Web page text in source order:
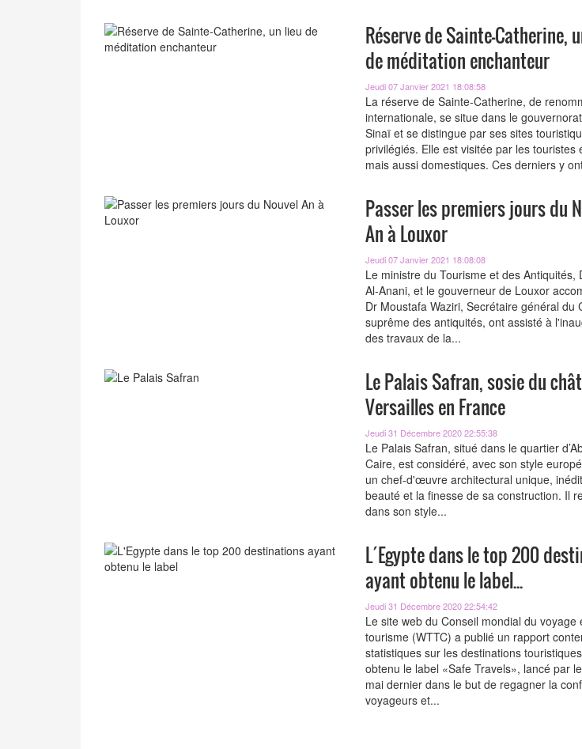
Réserve de Sainte-Catherine,
de méditation enchanteur
Jeudi 07 Janvier 2021 18:08:58
La réserve de Sainte-Catherine, de
internationale, se situe dans le
Sinaï et se distingue par ses sites
privilégiés. Elle est visitée par les touristes
mais aussi domestiques. Ces derniers y
Passer les premiers jours du
An à Louxor
Jeudi 07 Janvier 2021 18:08:08
Le ministre du Tourisme et des Antiquités,
Al-Anani, et le gouverneur de Louxor
Dr Moustafa Waziri, Secrétaire général du
suprême des antiquités, ont assisté à
des travaux de la...
Le Palais Safran, sosie du
Versailles en France
Jeudi 31 Décembre 2020 22:55:38
Le Palais Safran, situé dans le quartier
Caire, est considéré, avec son style
un chef-d'œuvre architectural unique,
beauté et la finesse de sa construction. Il
dans son style...
L´Egypte dans le top 200
ayant obtenu le label...
Jeudi 31 Décembre 2020 22:54:42
Le site web du Conseil mondial du voyage
tourisme (WTTC) a publié un rapport
statistiques sur les destinations
obtenu le label «Safe Travels», lancé par
mai dernier dans le but de regagner la
voyageurs et...